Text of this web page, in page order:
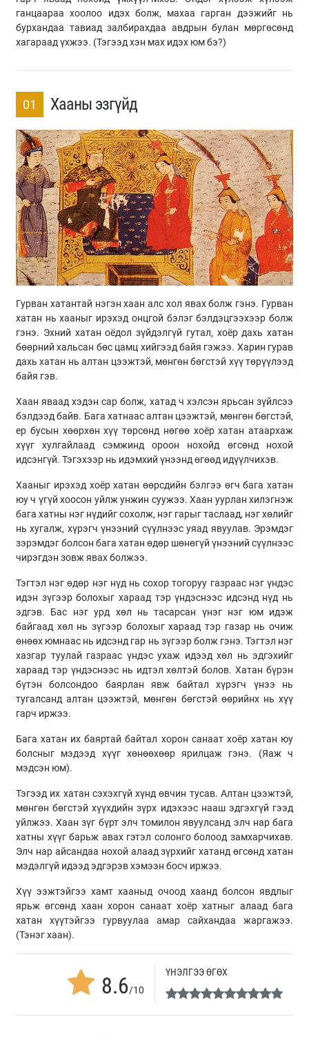
ганцаараа хоолоо идэх болж, махаа гарган дээжийг нь
бурхандаа тавиад залбирахдаа авдрын булан мөргөсөнд
хагараад үхжээ. (Тэгээд хэн мах идэх юм бэ?)
01 Хааны эзгүйд
Гурван хатантай нэгэн хаан алс хол явах болж гэнэ. Гурван
хатан нь хааныг ирэхэд онцгой бэлэг бэлдэцгээхээр болж
гэнэ. Эхний хатан оёдол зүйдэлгүй гутал, хоёр дахь хатан
бөөрний хальсан бөс цамц хийгээд байя гэжээ. Харин гурав
дахь хатан нь алтан цээжтэй, мөнгөн бөгстэй хүү төрүүлээд
байя гэв.
Хаан яваад хэдэн сар болж, хатад ч хэлсэн ярьсан зүйлсээ
бэлдээд байв. Бага хатнаас алтан цээжтэй, мөнгөн бөгстэй,
ер бусын хөөрхөн хүү төрсөнд нөгөө хоёр хатан атаархаж
хүүг хулгайлаад сэмжинд ороон нохойд өгсөнд нохой
идсэнгүй. Тэгэхээр нь идэмхий үнээнд өгөөд идүүлчихэв.
Хааныг ирэхэд хоёр хатан өөрсдийн бэлгээ өгч бага хатан
юу ч үгүй хоосон уйлж унжин суужээ. Хаан уурлан хилэгнэж
бага хатны нэг нүдийг сохолж, нэг гарыг таслаад, нэг хөлийг
нь хугалж, хүрэгч үнээний сүүлнээс уяад явуулав. Эрэмдэг
зэрэмдэг болсон бага хатан өдөр шөнөгүй үнээний сүүлнээс
чирэгдэн зовж явах болжээ.
Тэгтэл нэг өдөр нэг нүд нь сохор тогоруу газраас нэг үндэс
идэн зүгээр болохыг хараад тэр үндэснээс идсэнд нүд нь
эдгэв. Бас нэг урд хөл нь тасарсан үнэг нэг юм идэж
байгаад хөл нь зүгээр болохыг хараад тэр газар нь очиж
өнөөх юмнаас нь идсэнд гар нь зүгээр болж гэнэ. Тэгтэл нэг
хазгар туулай газраас үндэс ухаж идээд хөл нь эдгэхийг
хараад тэр үндэснээс нь идтэл хөлтэй болов. Хатан бүрэн
бүтэн болсондоо баярлан явж байтал хүрэгч үнээ нь
тугалсанд алтан цээжтэй, мөнгөн бөгстэй өөрийнх нь хүү
гарч иржээ.
Бага хатан их баяртай байтал хорон санаат хоёр хатан юу
болсныг мэдээд хүүг хөнөөхөөр ярилцаж гэнэ. (Яаж ч
мэдсэн юм).
Тэгээд их хатан сэхэхгүй хүнд өвчин тусав. Алтан цээжтэй,
мөнгөн бөгстэй хүүхдийн зүрх идэхээс нааш эдгэхгүй гээд
уйлжээ. Хаан зүг бүрт элч томилон явуулсанд элч нар бага
хатны хүүг барьж авах гэтэл солонго болоод замхарчихав.
Элч нар айсандаа нохой алаад зүрхийг хатанд өгсөнд хатан
мэдэлгүй идээд эдгэрэв хэмээн босч иржээ.
Хүү ээжтэйгээ хамт хааныд очоод хаанд болсон явдлыг
ярьж өгсөнд хаан хорон санаат хоёр хатныг алаад бага
хатан хүүтэйгээ гурвуулаа амар сайхандаа жаргажээ.
(Тэнэг хаан).
8.6/10
ҮНЭЛГЭЭ ӨГӨХ